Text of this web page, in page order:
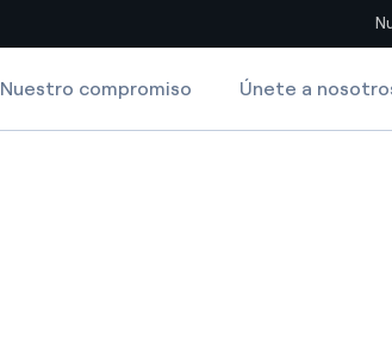
Sitios del país
Nuestro compromiso Únete a